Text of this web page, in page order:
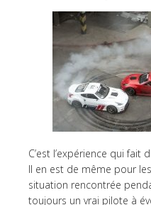
C’est l’expérience qui fait
Il en est de même pour
situation rencontrée
toujours un vrai pilote à